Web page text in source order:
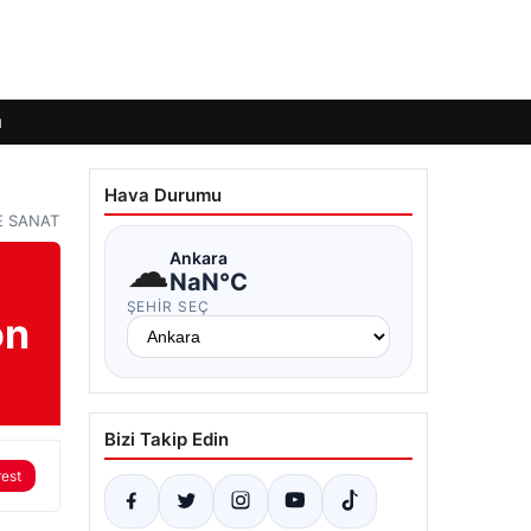
SANAT
Hava Durumu
☁Ankara
NaN°C
ŞEHIR SEÇ
Bizi Takip Edin